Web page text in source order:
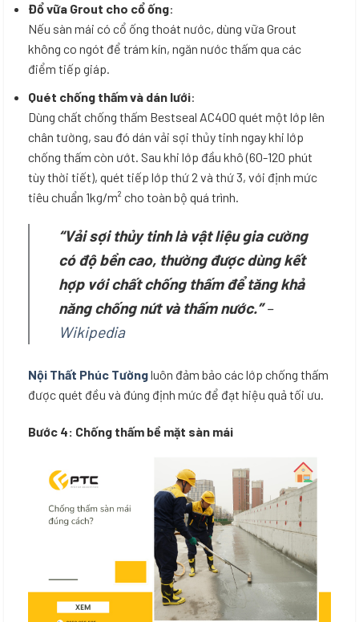
Đổ vữa Grout cho cổ ống:
Nếu sàn mái có cổ ống thoát nước, dùng vữa Grout
không co ngót để trám kín, ngăn nước thấm qua các
điểm tiếp giáp.
Quét chống thấm và dán lưới:
Dùng chất chống thấm Bestseal AC400 quét một lớp lên
chân tường, sau đó dán vải sợi thủy tinh ngay khi lớp
chống thấm còn ướt. Sau khi lớp đầu khô (60-120 phút
tùy thời tiết), quét tiếp lớp thứ 2 và thứ 3, với định mức
tiêu chuẩn 1kg/m² cho toàn bộ quá trình.
“Vải sợi thủy tinh là vật liệu gia cường
có độ bền cao, thường được dùng kết
hợp với chất chống thấm để tăng khả
năng chống nứt và thấm nước.”–
Wikipedia
Nội Thất Phúc Tườngluôn đảm bảo các lớp chống thấm
được quét đều và đúng định mức để đạt hiệu quả tối ưu.
Bước 4: Chống thấm bề mặt sàn mái